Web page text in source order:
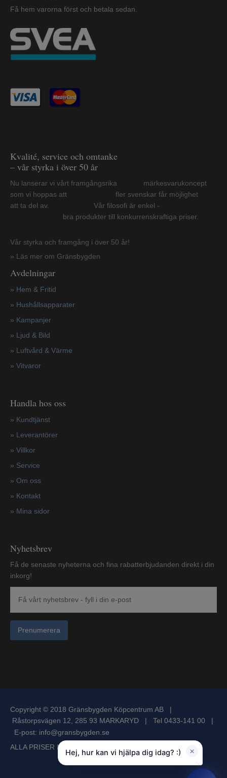
Få hem varorna först och betala sedan.
Kvalité, service och omtanke
– vår styrka i över 50 år
Nu lanserar vi vårt framgångsrika märkesvarukoncept
som vi hoppas att fler svenskar får möjlighet
att ta del av. Vår filosofi är enkel -
bra produkter till konkurrenskraftiga priser.
Vår styrka och framgång i över 50 år!
» Läs mer om Gränsbygden
Avdelningar
» Hem & Fritid
» Hushållsapparater
» Kampanjer
» Ljud & Bild
» Luftvård & Värme
» Vitvaror
Handla hos oss
» Kundtjänst
» Leverantörer
» Villkor
» Service
» Om oss
» Kontakt
» Mina sidor
Nyhetsbrev
Få de senaste nyheterna och fina rabatterbjudanden direkt i din
inkorg!
Prenumerera
Copyright © 2018 Gränsbygden Köpcentrum AB |
Råstorpsvägen 12, 285 93 MARKARYD | Tel 0433-141 00 |
E-post: info@gransbygden.se
ALLA PRISER I SVENSKA KRONOR INKL MOMS